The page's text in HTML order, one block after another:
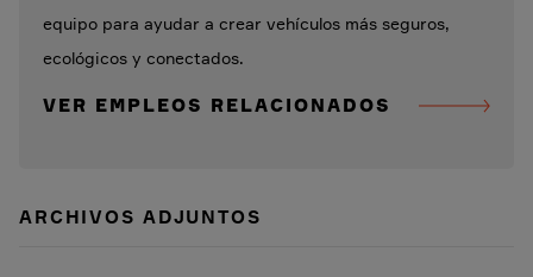
equipo para ayudar a crear vehículos más seguros,
ecológicos y conectados.
VER EMPLEOS RELACIONADOS
ARCHIVOS ADJUNTOS